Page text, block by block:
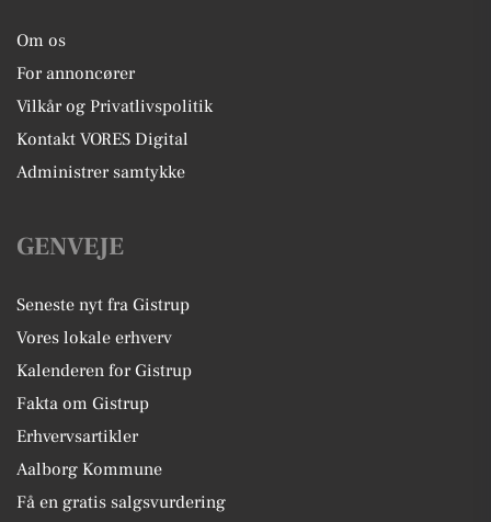
Om os
For annoncører
Vilkår og Privatlivspolitik
Kontakt VORES Digital
Administrer samtykke
GENVEJE
Seneste nyt fra Gistrup
Vores lokale erhverv
Kalenderen for Gistrup
Fakta om Gistrup
Erhvervsartikler
Aalborg Kommune
Få en gratis salgsvurdering